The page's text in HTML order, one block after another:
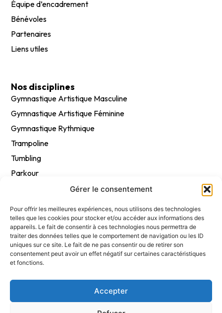
Gérer le consentement
Pour offrir les meilleures expériences, nous utilisons des technologies
telles que les cookies pour stocker et/ou accéder aux informations des
appareils. Le fait de consentir à ces technologies nous permettra de
traiter des données telles que le comportement de navigation ou les ID
uniques sur ce site. Le fait de ne pas consentir ou de retirer son
consentement peut avoir un effet négatif sur certaines caractéristiques
et fonctions.
Accepter
Équipe d’encadrement
Bénévoles
Partenaires
Liens utiles
Nos disciplines
Gymnastique Artistique Masculine
Gymnastique Artistique Féminine
Gymnastique Rythmique
Trampoline
Tumbling
Parkour
Gym Entretien Adultes
Légal
Mentions légales
Politique de confidentialité RGPD